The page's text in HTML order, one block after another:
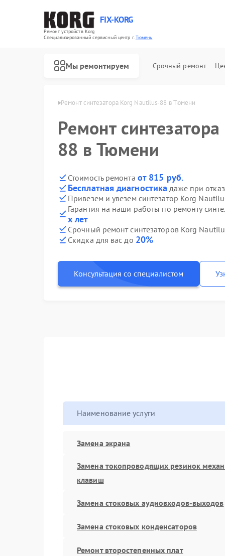
FIX-KORG
Ремонт устройств Korg
Специализированный cервисный центр г.Тюмень
Мы ремонтируем Срочный ремонт
Korg в Тюмени Ремонт синтезатора Korg Nautilus-88 в Тюмени
Ремонт
88 в Тюмени
Стоимость ремонта от 815 руб.
Бесплатная диагностика даже при
Привезем и увезем синтезатор Korg
Гарантия на наши работы по ремонту
х лет
Срочный ремонт синтезаторов Korg
Скидка для вас до 20%
Консультация со специалистом
Наименование услуги
Замена экрана
Замена токопроводящих резинок
клавиш
Замена стоковых аудиовходов-выходов
Замена стоковых конденсаторов
Ремонт второстепенных плат